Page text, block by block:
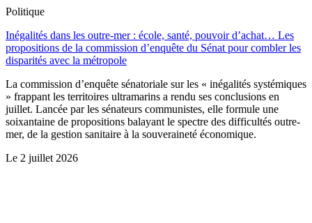
Politique
Inégalités dans les outre-mer : école, santé, pouvoir d’achat… Les
propositions de la commission d’enquête du Sénat pour combler les
disparités avec la métropole
La commission d’enquête sénatoriale sur les « inégalités systémiques
» frappant les territoires ultramarins a rendu ses conclusions en
juillet. Lancée par les sénateurs communistes, elle formule une
soixantaine de propositions balayant le spectre des difficultés outre-
mer, de la gestion sanitaire à la souveraineté économique.
Le 2 juillet 2026